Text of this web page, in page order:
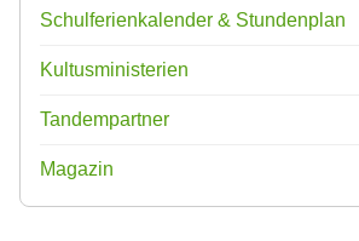
Schulferienkalender & Stundenplan
Kultusministerien
Tandempartner
Magazin